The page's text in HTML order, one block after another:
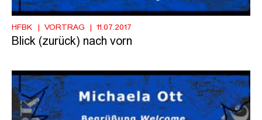
HFBK VORTRAG 11.07.2017
Blick (zurück) nach vorn